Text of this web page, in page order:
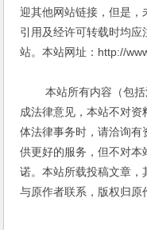
迎其他网站链接，但是，
引用及经许可转载时均
站。本站网址：http://
本站所有内容（包括
成法律意见，本站不对
体法律事务时，请洽询有
供更好的服务，但不对
诺。本站所载投稿文章
与原作者联系，版权归原